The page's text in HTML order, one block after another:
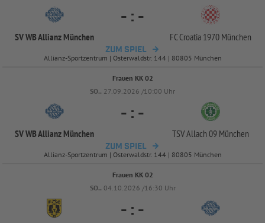
SV WB Allianz München
- : -
FC Croatia 1970 München
ZUM SPIEL
Allianz-Sportzentrum | Osterwaldstr. 144 | 80805 München
Frauen KK 02
SO.. 27.09.2026 /10:00 Uhr
SV WB Allianz München
- : -
TSV Allach 09 München
ZUM SPIEL
Allianz-Sportzentrum | Osterwaldstr. 144 | 80805 München
Frauen KK 02
SO.. 04.10.2026 /16:30 Uhr
- : -